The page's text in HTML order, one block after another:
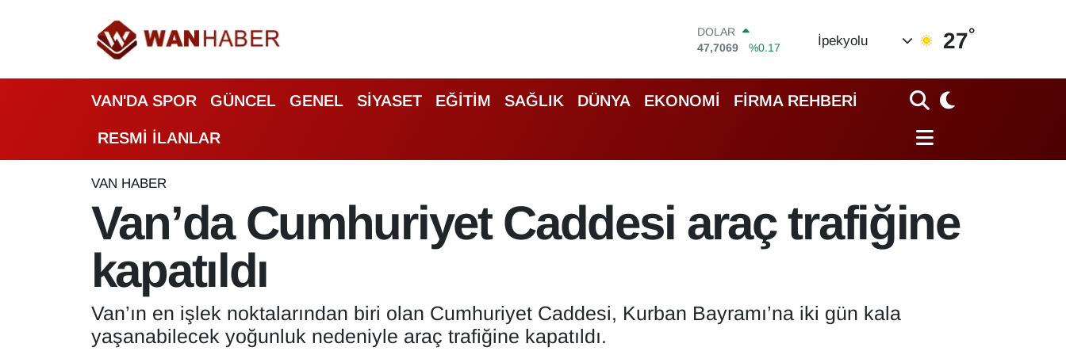
DOLAR
47,7069
%0.17
55,0265
%0.01
STERLİN
64,1897
%0.02
BİST100
%-0.76
İpekyolu 27°
VAN'DA SPOR GÜNCEL GENEL SİYASET EĞİTİM SAĞLIK DÜNYA EKONOMİ FİRMA REHBERİ
RESMİ İLANLAR
VAN HABER
Van’da Cumhuriyet Caddesi araç trafiğine
kapatıldı
Van’ın en işlek noktalarından biri olan Cumhuriyet Caddesi, Kurban Bayramı’na iki gün kala
yaşanabilecek yoğunluk nedeniyle araç trafiğine kapatıldı.
ASAYİŞ
BİLİM VE TEKNOLOJİ
Biyografi
Bölge Haberleri
Deprem
Dernekler, Odalar
Van Nöbetçi Eczaneler
Van Hava Durumu
Van Namaz Vakitleri
Van Trafik Yoğunluk Haritası
Süper Lig Puan Durumu ve Fikstür
Tüm Manşetler
Son Dakika Haberleri
Haber Arşivi